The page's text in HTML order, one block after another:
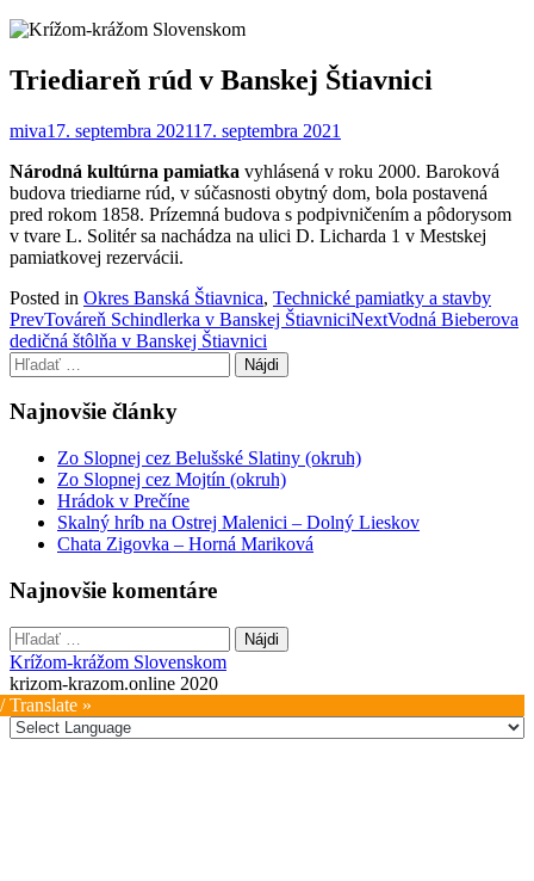
Triediareň rúd v Banskej Štiavnici
miva17. septembra 202117. septembra 2021
Národná kultúrna pamiatka vyhlásená v roku 2000. Baroková
budova triediarne rúd, v súčasnosti obytný dom, bola postavená
pred rokom 1858. Prízemná budova s podpivničením a pôdorysom
v tvare L. Solitér sa nachádza na ulici D. Licharda 1 v Mestskej
pamiatkovej rezervácii.
Posted in Okres Banská Štiavnica, Technické pamiatky a stavby
Post
navigation
PrevTováreň Schindlerka v Banskej ŠtiavniciNextVodná Bieberova
dedičná štôlňa v Banskej Štiavnici
Hľadať:
Najnovšie články
Zo Slopnej cez Belušské Slatiny (okruh)
Zo Slopnej cez Mojtín (okruh)
Hrádok v Prečíne
Skalný hríb na Ostrej Malenici – Dolný Lieskov
Chata Zigovka – Horná Mariková
Najnovšie komentáre
Hľadať:
Krížom-krážom Slovenskom
krizom-krazom.online 2020
Translate »